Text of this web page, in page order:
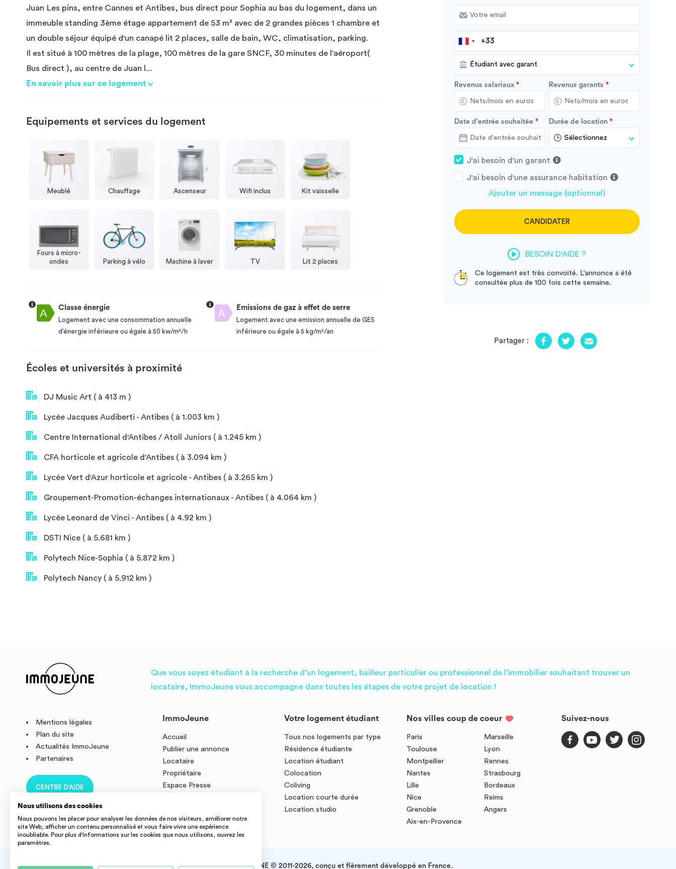
Juan Les pins, entre Cannes et Antibes, bus direct pour Sophia au bas du logement, dans un
immeuble standing 3ème étage appartement de 53 m² avec de 2 grandes pièces 1 chambre et
un double séjour équipé d'un canapé lit 2 places, salle de bain, WC, climatisation, parking.
Il est situé à 100 mètres de la plage, 100 mètres de la gare SNCF, 30 minutes de l'aéroport(
Bus direct ), au centre de Juan l ...
En savoir plus sur ce logement
Equipements et services du logement
Meublé Chauffage Ascenseur Wifi inclus Kit vaisselle
Fours à micro-
ondes
Parking à vélo Machine à laver TV Lit 2 places
Classe énergie
Logement avec une consommation annuelle
d’énergie inférieure ou égale à 50 kw/m²/h
Emissions de gaz à effet de serre
Logement avec une emission annuelle de GES
inférieure ou égale à 5 kg/m²/an
Écoles et universités à proximité
DJ Music Art ( à 413 m )
Lycée Jacques Audiberti - Antibes ( à 1.003 km )
Centre International d'Antibes / Atoll Juniors ( à 1.245 km )
CFA horticole et agricole d'Antibes ( à 3.094 km )
Lycée Vert d'Azur horticole et agricole - Antibes ( à 3.265 km )
Groupement-Promotion-échanges internationaux - Antibes ( à 4.064 km )
Lycée Leonard de Vinci - Antibes ( à 4.92 km )
DSTI Nice ( à 5.681 km )
Polytech Nice-Sophia ( à 5.872 km )
Polytech Nancy ( à 5.912 km )
Revenus salariaux Revenus garants
Date d'entrée souhaitée Durée de location
J'ai besoin d'un garant
J'ai besoin d'une assurance habitation
Ajouter un message (optionnel)
CANDIDATER
BESOIN D'AIDE ?
Ce logement est très convoité. L'annonce a été
consultée plus de 100 fois cette semaine.
Partager :
Que vous soyez étudiant à la recherche d’un logement, bailleur particulier ou professionnel de l’immobilier souhaitant trouver un
locataire, ImmoJeune vous accompagne dans toutes les étapes de votre projet de location !
Mentions légales
Plan du site
Actualités ImmoJeune
Partenaires
CENTRE D'AIDE
ImmoJeune
Accueil
Publier une annonce
Locataire
Propriétaire
Espace Presse
Votre logement étudiant
Tous nos logements par type
Résidence étudiante
Location étudiant
Colocation
Coliving
Location courte durée
Location studio
Nos villes coup de coeur
Paris
Marseille
Toulouse
Lyon
Montpellier
Rennes
Nantes
Strasbourg
Lille
Bordeaux
Nice
Reims
Grenoble
Angers
Aix-en-Provence
Suivez-nous
IMMOJEUNE © 2011-2026, conçu et fièrement développé en France.
Nous utilisons des cookies
Nous pouvons les placer pour analyser les données de nos visiteurs, améliorer notre
site Web, afficher un contenu personnalisé et vous faire vivre une expérience
inoubliable. Pour plus d'informations sur les cookies que nous utilisons, ouvrez les
paramètres.